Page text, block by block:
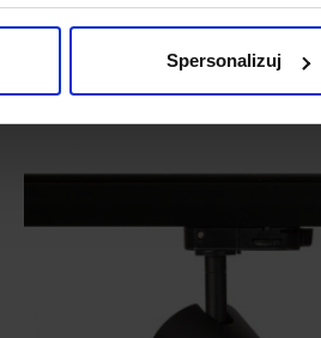
Spersonalizuj
320,00 zł
Zobacz szczegóły